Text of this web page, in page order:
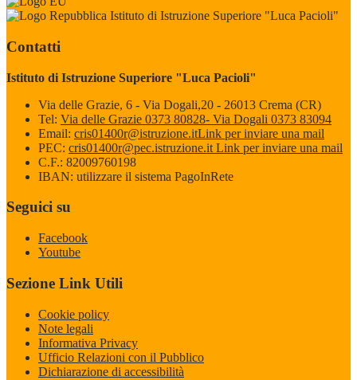
Istituto di Istruzione Superiore "Luca Pacioli"
Contatti
Istituto di Istruzione Superiore "Luca Pacioli"
Via delle Grazie, 6 - Via Dogali,20 - 26013 Crema (CR)
Tel: Via delle Grazie 0373 80828- Via Dogali 0373 83094
Email: cris01400r@istruzione.itLink per inviare una mail
PEC: cris01400r@pec.istruzione.it Link per inviare una mail
C.F.: 82009760198
IBAN: utilizzare il sistema PagoInRete
Seguici su
Facebook
Youtube
Sezione Link Utili
Cookie policy
Note legali
Informativa Privacy
Ufficio Relazioni con il Pubblico
Dichiarazione di accessibilità